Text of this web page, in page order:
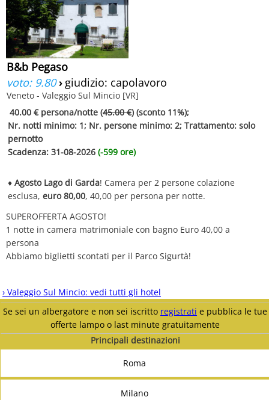
B&b Pegaso
voto: 9.80› giudizio: capolavoro
Veneto - Valeggio Sul Mincio [VR]
40.00 €persona/notte (45.00 €) (sconto 11%);
Nr. notti minimo: 1; Nr. persone minimo: 2; Trattamento: solo
pernotto
Scadenza: 31-08-2026 (-599 ore)
♦ Agosto Lago di Garda! Camera per 2 persone colazione
esclusa, euro 80,00, 40,00 per persona per notte.
SUPEROFFERTA AGOSTO!
1 notte in camera matrimoniale con bagno Euro 40,00 a
persona
Abbiamo biglietti scontati per il Parco Sigurtà!
› Valeggio Sul Mincio: vedi tutti gli hotel
Se sei un albergatore e non sei iscritto registrati e pubblica le tue
offerte lampo o last minute gratuitamente
Principali destinazioni
Roma
Milano